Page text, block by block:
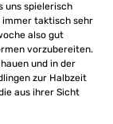
uns spielerisch
taktisch sehr
also gut
vorzubereiten.
und in der
zur Halbzeit
aus ihrer Sicht